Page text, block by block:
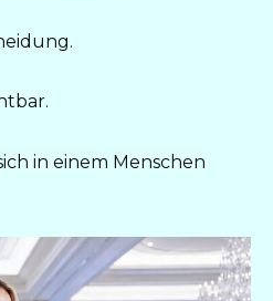
in einem Menschen